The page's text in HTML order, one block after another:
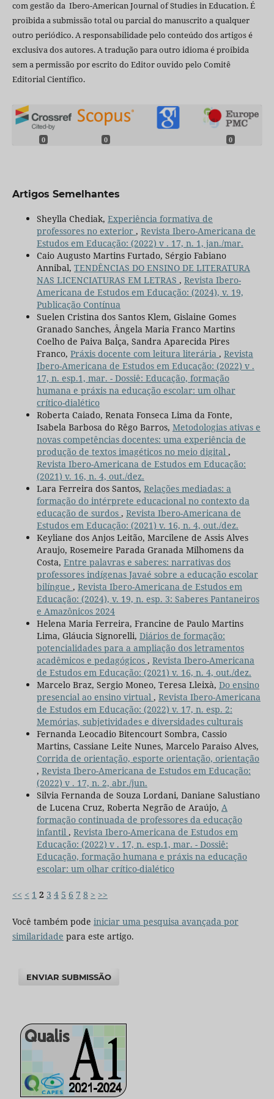
com gestão da Ibero-American Journal of Studies in Education. É
proibida a submissão total ou parcial do manuscrito a qualquer
outro periódico. A responsabilidade pelo conteúdo dos artigos é
exclusiva dos autores. A tradução para outro idioma é proibida
sem a permissão por escrito do Editor ouvido pelo Comitê
Editorial Científico.
0 0 0
Artigos Semelhantes
Sheylla Chediak, Experiência formativa de
professores no exterior , Revista Ibero-Americana de
Estudos em Educação: (2022) v . 17, n. 1, jan./mar.
Caio Augusto Martins Furtado, Sérgio Fabiano
Annibal, TENDÊNCIAS DO ENSINO DE LITERATURA
NAS LICENCIATURAS EM LETRAS , Revista Ibero-
Americana de Estudos em Educação: (2024), v. 19,
Publicação Contínua
Suelen Cristina dos Santos Klem, Gislaine Gomes
Granado Sanches, Ângela Maria Franco Martins
Coelho de Paiva Balça, Sandra Aparecida Pires
Franco, Práxis docente com leitura literária , Revista
Ibero-Americana de Estudos em Educação: (2022) v .
17, n. esp.1, mar. - Dossiê: Educação, formação
humana e práxis na educação escolar: um olhar
crítico-dialético
Roberta Caiado, Renata Fonseca Lima da Fonte,
Isabela Barbosa do Rêgo Barros, Metodologias ativas e
novas competências docentes: uma experiência de
produção de textos imagéticos no meio digital ,
Revista Ibero-Americana de Estudos em Educação:
(2021) v. 16, n. 4, out./dez.
Lara Ferreira dos Santos, Relações mediadas: a
formação do intérprete educacional no contexto da
educação de surdos , Revista Ibero-Americana de
Estudos em Educação: (2021) v. 16, n. 4, out./dez.
Keyliane dos Anjos Leitão, Marcilene de Assis Alves
Araujo, Rosemeire Parada Granada Milhomens da
Costa, Entre palavras e saberes: narrativas dos
professores indígenas Javaé sobre a educação escolar
bilíngue , Revista Ibero-Americana de Estudos em
Educação: (2024), v. 19, n. esp. 3: Saberes Pantaneiros
e Amazônicos 2024
Helena Maria Ferreira, Francine de Paulo Martins
Lima, Gláucia Signorelli, Diários de formação:
potencialidades para a ampliação dos letramentos
acadêmicos e pedagógicos , Revista Ibero-Americana
de Estudos em Educação: (2021) v. 16, n. 4, out./dez.
Marcelo Braz, Sergio Moneo, Teresa Lleixà, Do ensino
presencial ao ensino virtual , Revista Ibero-Americana
de Estudos em Educação: (2022) v. 17, n. esp. 2:
Memórias, subjetividades e diversidades culturais
Fernanda Leocadio Bitencourt Sombra, Cassio
Martins, Cassiane Leite Nunes, Marcelo Paraiso Alves,
Corrida de orientação, esporte orientação, orientação
, Revista Ibero-Americana de Estudos em Educação:
(2022) v . 17, n. 2, abr./jun.
Silvia Fernanda de Souza Lordani, Daniane Salustiano
de Lucena Cruz, Roberta Negrão de Araújo, A
formação continuada de professores da educação
infantil , Revista Ibero-Americana de Estudos em
Educação: (2022) v . 17, n. esp.1, mar. - Dossiê:
Educação, formação humana e práxis na educação
escolar: um olhar crítico-dialético
<< < 1 2 3 4 5 6 7 8 > >>
Você também pode iniciar uma pesquisa avançada por
similaridade para este artigo.
ENVIAR SUBMISSÃO